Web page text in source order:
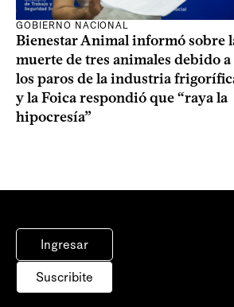
GOBIERNO NACIONAL
Bienestar Animal informó sobre
muerte de tres animales debido a
los paros de la industria
y la Foica respondió que “raya la
hipocresía”
Ingresar
Suscribite